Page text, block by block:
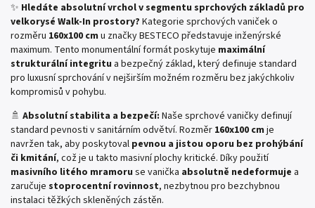
✨ Hledáte absolutní vrchol v segmentu sprchových základů pro
velkorysé Walk-In prostory? Kategorie sprchových vaniček o
rozměru 160x100 cm u značky BESTECO představuje inženýrské
maximum. Tento monumentální formát poskytuje maximální
strukturální integritu a bezpečný základ, který definuje standard
pro luxusní sprchování v nejširším možném rozměru bez jakýchkoliv
kompromisů v pohybu.
🚿 Absolutní stabilita a bezpečí: Naše sprchové vaničky definují
standard pevnosti v sanitárním odvětví. Rozměr 160x100 cm je
navržen tak, aby poskytoval pevnou a jistou oporu bez prohýbání
či kmitání, což je u takto masivní plochy kritické. Díky použití
masivního litého mramoru se vanička absolutně nedeformuje a
zaručuje stoprocentní rovinnost, nezbytnou pro bezchybnou
instalaci těžkých skleněných zástěn.